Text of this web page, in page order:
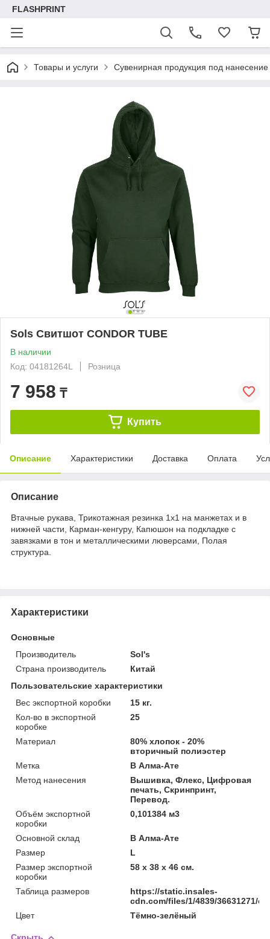
FLASHPRINT
Товары и услуги Сувенирная продукция под нанесение
Sols Свитшот CONDOR TUBE
В наличии
Код: 04181264L
Розница
7 958 ₸
Купить
Описание Характеристики Доставка Оплата
Описание
Втачные рукава, Трикотажная резинка 1x1 на манжетах и в
нижней части, Карман-кенгуру, Капюшон на подкладке с
завязками в тон и металлическими люверсами, Полая
структура.
Характеристики
Основные
Производитель
Sol's
Страна производитель
Китай
Пользовательские характеристики
Вес экспортной коробки
15 кг.
Кол-во в экспортной
коробке
25
Материал
80% хлопок - 20%
вторичный полиэстер
Метка
В Алма-Ате
Метод нанесения
Вышивка, Флекс, Цифровая
печать, Cкринпринт,
Перевод.
Объём экспортной
коробки
0,101384 м3
Основной склад
В Алма-Ате
Размер
L
Размер экспортной
коробки
58 x 38 x 46 см.
Таблица размеров
https://static.insales-
cdn.com/files/1/4839/36631271/
Цвет
Тёмно-зелёный
Скрыть